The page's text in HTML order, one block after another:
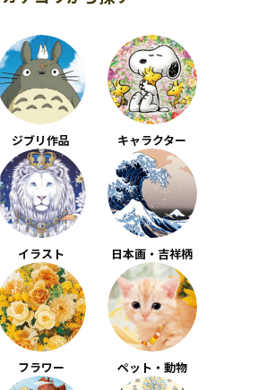
ジブリ作品 キャラクター
イラスト 日本画・吉祥柄
フラワー ペット・動物